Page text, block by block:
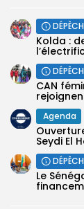
Kolda :
‎CAN
Agenda
Seydi El
Le